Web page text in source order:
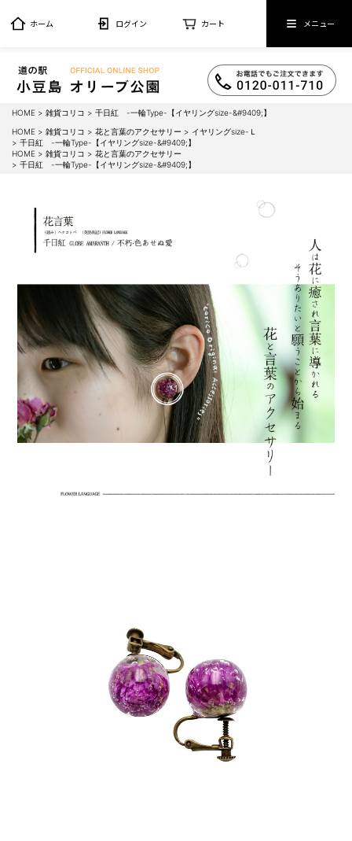
ホーム ログイン カート メニュー
HOME 雑貨コリコ
千日紅 -一輪Type-【イヤリングsize-&#9409;】
HOME
雑貨コリコ 花と言葉のアクセサリー
イヤリングsize-Ｌ
千日紅 -一輪Type-【イヤリングsize-&#9409;】
HOME
雑貨コリコ
花と言葉のアクセサリー
千日紅 -一輪Type-【イヤリングsize-&#9409;】